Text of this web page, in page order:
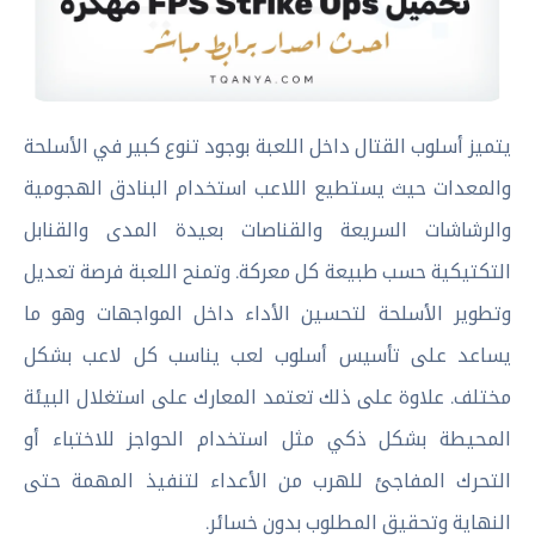
يتميز أسلوب القتال داخل اللعبة بوجود تنوع كبير في الأسلحة
والمعدات حيث يستطيع اللاعب استخدام البنادق الهجومية
والرشاشات السريعة والقناصات بعيدة المدى والقنابل
التكتيكية حسب طبيعة كل معركة. وتمنح اللعبة فرصة تعديل
وتطوير الأسلحة لتحسين الأداء داخل المواجهات وهو ما
يساعد على تأسيس أسلوب لعب يناسب كل لاعب بشكل
مختلف. علاوة على ذلك تعتمد المعارك على استغلال البيئة
المحيطة بشكل ذكي مثل استخدام الحواجز للاختباء أو
التحرك المفاجئ للهرب من الأعداء لتنفيذ المهمة حتى
النهاية وتحقيق المطلوب بدون خسائر.